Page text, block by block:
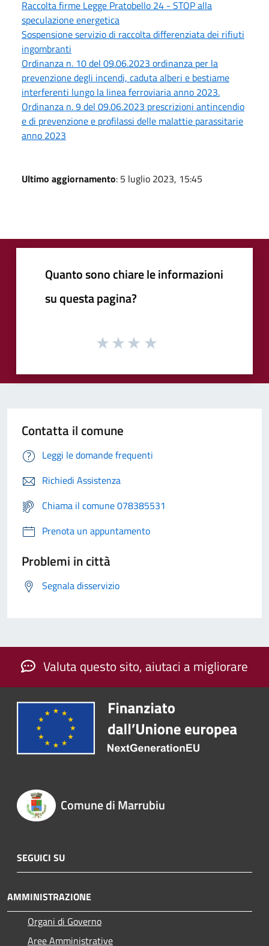
Raccolta firme Legge Pratobello 24 - STOP alla
speculazione energetica
Sospensione servizio di raccolta differenziata dei rifiuti
ingombranti
Ordinanza n. 10 del 09.06.2023 ordinanza per la
prevenzione degli incendi, caduta alberi e bestiame
interferenti lungo la linea ferroviaria anno 2023.
Ordinanza n. 9 del 09.06.2023 prescrizioni antincendio
e di prevenzione e profilassi delle malattie parassitarie
anno 2023
Ultimo aggiornamento: 5 luglio 2023, 15:45
Quanto sono chiare le informazioni
su questa pagina?
Contatta il comune
Leggi le domande frequenti
Richiedi Assistenza
Chiama il comune 078385531
Prenota un appuntamento
Problemi in città
Segnala disservizio
Valuta questo sito, aiutaci a migliorare
Comune di Marrubiu
SEGUICI SU
AMMINISTRAZIONE
Organi di Governo
Aree Amministrative